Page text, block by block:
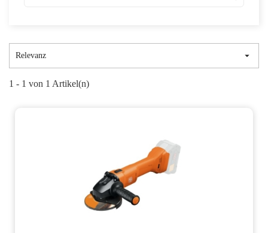
Relevanz 
1 - 1 von 1 Artikel(n)